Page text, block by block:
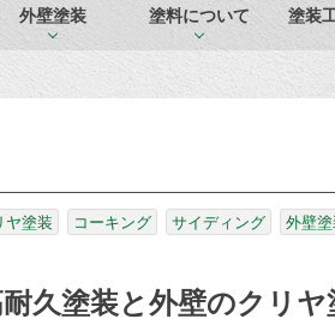
外壁塗装 塗料について 塗装
ヤ塗装 コーキング サイディング 外壁塗
久塗装と外壁のクリヤ